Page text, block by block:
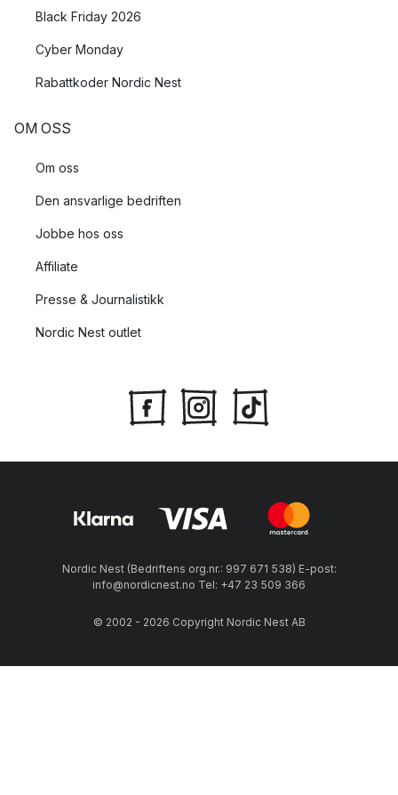
Black Friday 2026
Cyber Monday
Rabattkoder Nordic Nest
OM OSS
Om oss
Den ansvarlige bedriften
Jobbe hos oss
Affiliate
Presse & Journalistikk
Nordic Nest outlet
Nordic Nest (Bedriftens org.nr.: 997 671 538) E-post:
info@nordicnest.no Tel: +47 23 509 366
© 2002 - 2026 Copyright Nordic Nest AB